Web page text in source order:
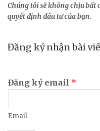
Chúng tôi sẽ không chịu
quyết định đầu tư của bạn.
Đăng ký nhận bài
Đăng ký email *
Email